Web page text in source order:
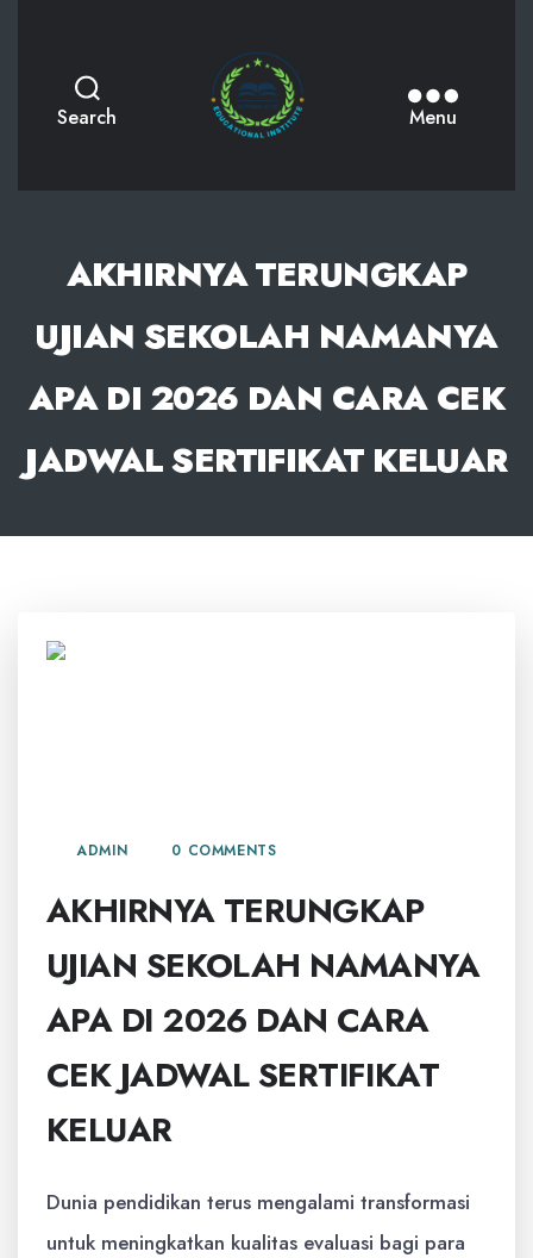
Search Menu
AKHIRNYA TERUNGKAP
UJIAN SEKOLAH NAMANYA
APA DI 2026 DAN CARA CEK
JADWAL SERTIFIKAT KELUAR
ADMIN 0 COMMENTS
AKHIRNYA TERUNGKAP
UJIAN SEKOLAH NAMANYA
APA DI 2026 DAN CARA
CEK JADWAL SERTIFIKAT
KELUAR
Dunia pendidikan terus mengalami transformasi
untuk meningkatkan kualitas evaluasi bagi para